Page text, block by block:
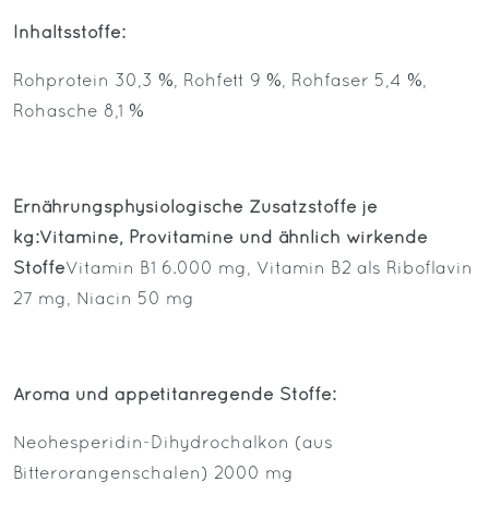
Inhaltsstoffe:
Rohprotein 30,3 %, Rohfett 9 %, Rohfaser 5,4 %,
Rohasche 8,1 %
Ernährungsphysiologische Zusatzstoffe je
kg:Vitamine, Provitamine und ähnlich wirkende
StoffeVitamin B1 6.000 mg, Vitamin B2 als Riboflavin
27 mg, Niacin 50 mg
Aroma und appetitanregende Stoffe:
Neohesperidin-Dihydrochalkon (aus
Bitterorangenschalen) 2000 mg